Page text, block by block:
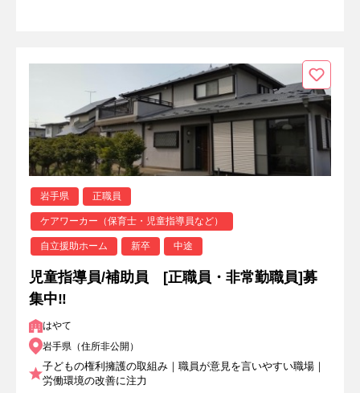
岩手県 正職員
ケアワーカー（保育士・児童指導員など）
自立援助ホーム 新卒 中途
児童指導員/補助員 [正職員・非常勤職員]募
集中‼
はやて
岩手県（住所非公開）
子どもの権利擁護の取組み｜職員が意見を言いやすい職場｜
労働環境の改善に注力